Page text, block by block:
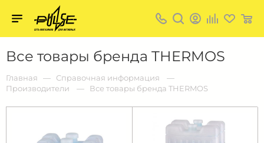
Все товары бренда THERMOS
пульс:
сеть
для
активных
Барнауле:
Главная
Справочная информация
Производители
Все товары бренда THERMOS